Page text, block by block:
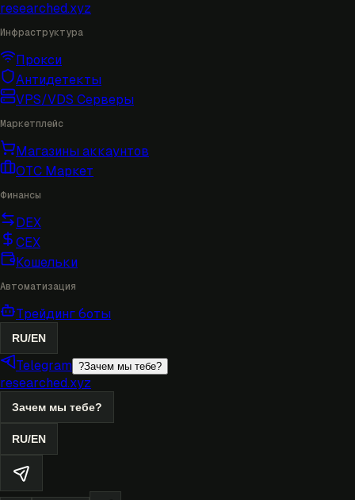
researched.xyz
Инфраструктура
Прокси
Антидетекты
VPS/VDS Серверы
Маркетплейс
Магазины аккаунтов
OTC Маркет
Финансы
DEX
CEX
Кошельки
Автоматизация
Трейдинг боты
RU/EN
Telegram ?Зачем мы тебе?
researched.xyz
Зачем мы тебе?
RU/EN